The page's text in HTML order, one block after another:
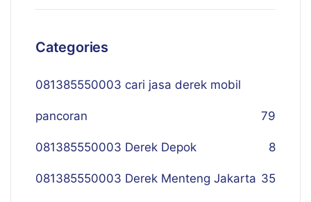
Categories
081385550003 cari jasa derek mobil
pancoran 79
081385550003 Derek Depok 8
081385550003 Derek Menteng Jakarta 35